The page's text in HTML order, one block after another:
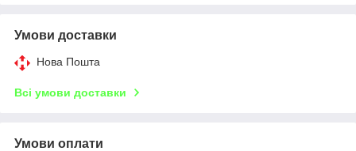
Умови доставки
Нова Пошта
Всі умови доставки
Умови оплати